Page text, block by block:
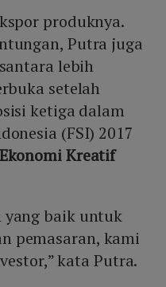
produknya.
Putra juga
lebih
setelah
ketiga dalam
(FSI) 2017
Kreatif
yang baik untuk
pemasaran, kami
kata Putra.